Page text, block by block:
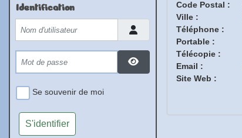
Identification
Se souvenir de moi
S'identifier
Code Postal :
Ville :
Téléphone :
Portable :
Télécopie :
Email :
Site Web :